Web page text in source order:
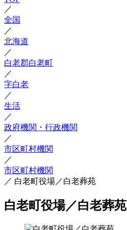
／
全国
／
北海道
／
白老郡白老町
／
字白老
／
生活
／
政府機関・行政機関
／
市区町村機関
／
市区町村機関
／ 白老町役場／白老葬苑
白老町役場／白老葬苑